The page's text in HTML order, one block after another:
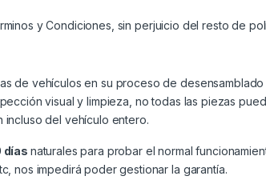
y Condiciones , sin perjuicio del resto de
de vehículos en su proceso de
visual y limpieza, no todas las piezas
incluso del vehículo entero.
días naturales para probar el normal
nos impedirá poder gestionar la garantía.